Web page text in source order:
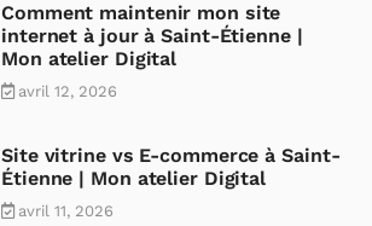
Comment maintenir mon site
internet à jour à Saint-Étienne |
Mon atelier Digital
avril 12, 2026
Site vitrine vs E-commerce à Saint-
Étienne | Mon atelier Digital
avril 11, 2026